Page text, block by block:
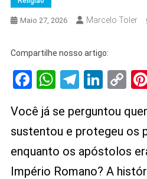
Maio 27, 2026 Marcelo Toler
Compartilhe nosso artigo:
Facebook
WhatsApp
Você já se perguntou
sustentou e protegeu os
enquanto os apóstolos
Império Romano? A